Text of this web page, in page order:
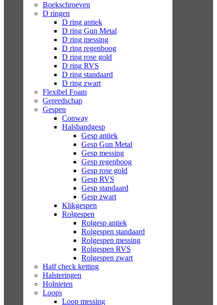
Boekschroeven
D ringen
D ring antiek
D ring Gun Metal
D ring messing
D ring regenboog
D ring rose gold
D ring RVS
D ring standaard
D ring zwart
Flexibel Foam
Gereedschap
Gespen
Conway
Halsbandgesp
Gesp antiek
Gesp Gun Metal
Gesp messing
Gesp regenboog
Gesp rose gold
Gesp RVS
Gesp standaard
Gesp zwart
Klikgespen
Rolgespen
Rolgesp antiek
Rolgespen standaard
Rolgespen messing
Rolgespen RVS
Rolgespen zwart
Half check ketting
Halsteringen
Holnieten
Loops
Loop messing